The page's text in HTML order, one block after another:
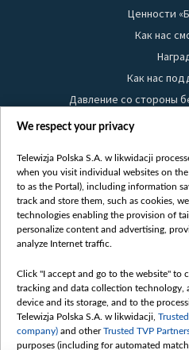
Ценности
Как нас
Как нас
Давление со стороны
Правила
Белсат
Белсат
Belsat
Белсат
Белсат
We respect your privacy
Telewizja Polska S.A. w likwidacji
when you visit individual websites on
to as the Portal), including information
track and store them, such as cookies,
technologies enabling the provision of
personalize content and advertising,
analyze Internet traffic.
Click "I accept and go to the website" to
tracking and data collection technology,
device and its storage, and to the
Telewizja Polska S.A. w likwidacji,
company) and otherTrusted TVP
purposes (including for automated